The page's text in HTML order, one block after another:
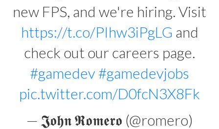
new FPS, and we're hiring. Visit
https://t.co/PIhw3iPgLG and
check out our careers page.
#gamedev #gamedevjobs
pic.twitter.com/D0fcN3X8Fk
— 𝕵𝖔𝖍𝖓 𝕽𝖔𝖒𝖊𝖗𝖔 (@romero)